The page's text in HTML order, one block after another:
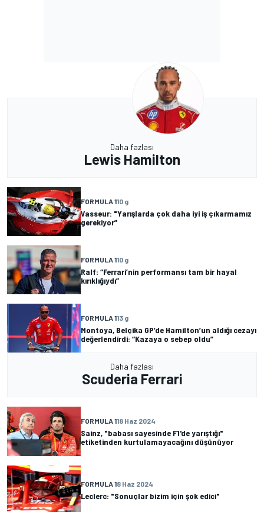
Daha fazlası
Lewis Hamilton
FORMULA 110 g
Vasseur: "Yarışlarda çok daha iyi iş çıkarmamız
gerekiyor”
FORMULA 110 g
Ralf: “Ferrari’nin performansı tam bir hayal
kırıklığıydı”
FORMULA 113 g
Montoya, Belçika GP’de Hamilton’un aldığı cezayı
değerlendirdi: “Kazaya o sebep oldu”
Daha fazlası
Scuderia Ferrari
FORMULA 118 Haz 2024
Sainz, "babası sayesinde F1'de yarıştığı"
etiketinden kurtulamayacağını düşünüyor
FORMULA 18 Haz 2024
Leclerc: "Sonuçlar bizim için şok edici"